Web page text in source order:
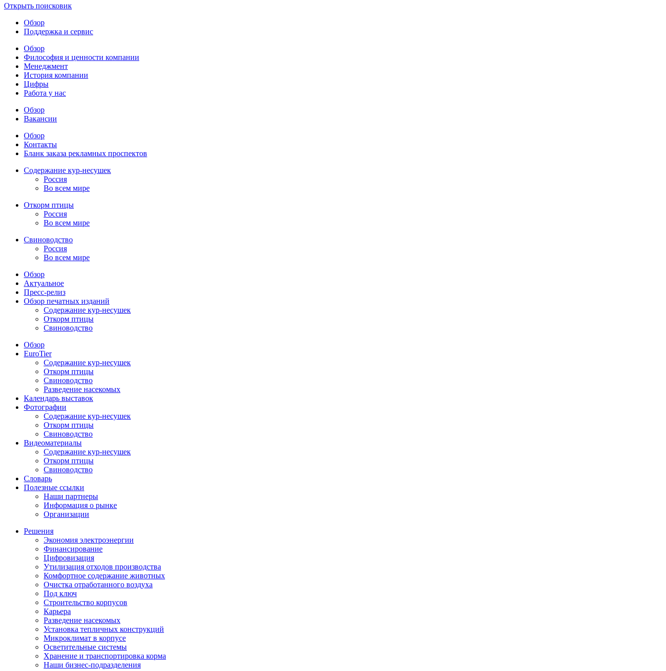
Открыть поисковик
Обзор
Поддержка и сервис
Обзор
Философия и ценности компании
Менеджмент
История компании
Цифры
Работа у нас
Обзор
Вакансии
Обзор
Контакты
Бланк заказа рекламных проспектов
Содержание кур-несушек
Россия
Во всем мире
Откорм птицы
Россия
Во всем мире
Свиноводство
Россия
Во всем мире
Обзор
Актуальное
Пресс-релиз
Обзор печатных изданий
Содержание кур-несушек
Откорм птицы
Свиноводство
Обзор
EuroTier
Содержание кур-несушек
Откорм птицы
Свиноводство
Разведение насекомых
Календарь выставок
Фотографии
Содержание кур-несушек
Откорм птицы
Свиноводство
Видеоматериалы
Содержание кур-несушек
Откорм птицы
Свиноводство
Словарь
Полезные ссылки
Наши партнеры
Информация о рынке
Организации
Решения
Экономия электроэнергии
Финансирование
Цифровизация
Утилизация отходов производства
Комфортное содержание животных
Очистка отработанного воздуха
Под ключ
Строительство корпусов
Карьера
Разведение насекомых
Установка тепличных конструкций
Микроклимат в корпусе
Осветительные системы
Хранение и транспортировка корма
Наши бизнес-подразделения